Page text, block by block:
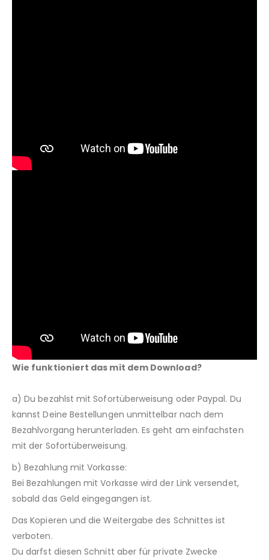
Wie funktioniert das mit dem Download?
a) Du bezahlst mit Sofortüberweisung oder Paypal. Du
kannst Deine Bestellungen unmittelbar nach dem
Bezahlvorgang herunterladen. Es geht am einfachsten
mit der Sofortüberweisung.
b) Bezahlung mit Vorkasse:
Bei Bezahlungen mit Vorkasse wird der Link versendet,
sobald das Geld eingegangen ist.
Das Kopieren und die Weitergabe des Schnittes ist
verboten.
Du darfst diesen Schnitt aber für private Zwecke